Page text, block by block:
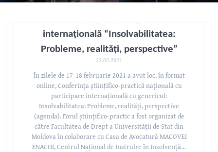
internaţională “Insolvabilitatea:
Probleme, realități, perspective”
22.02.2021
În zilele de 17-18 februarie 2021 a avut loc, în format
online, Conferința științifico-practică națională cu
participare internațională cu genericul:
Insolvabilitatea: Probleme, realități, perspective
(agenda). Forul științifico-practic a fost organizat de
către Facultatea de Drept a Universității de Stat din
Moldova în colaborare cu Casa de Avocatură MACOVEI
ENACHI, Centrul Național de Instruire în Insolvență…